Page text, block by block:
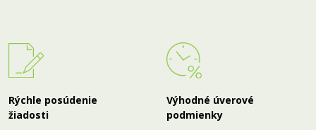
Rýchle posúdenie
žiadosti
Výhodné úverové
podmienky